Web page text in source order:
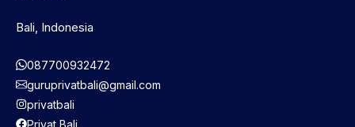
Bali, Indonesia
087700932472
guruprivatbali@gmail.com
privatbali
Privat Bali